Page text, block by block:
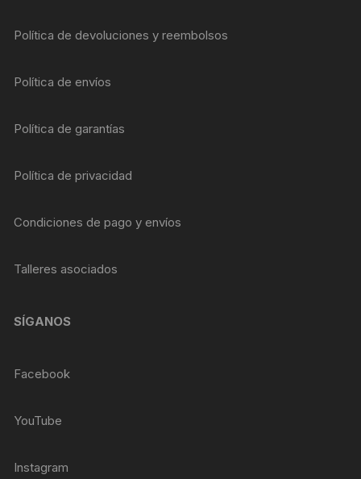
Política de devoluciones y reembolsos
Política de envíos
Política de garantías
Política de privacidad
Condiciones de pago y envíos
Talleres asociados
SÍGANOS
Facebook
YouTube
Instagram